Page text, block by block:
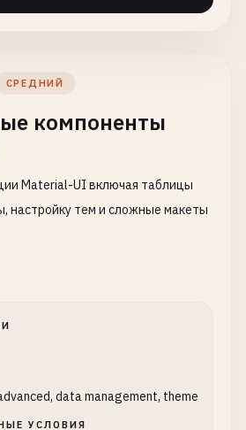
,
СРЕДНИЙ
компоненты
Material-UI включая таблицы
настройку тем и сложные макеты
data management, theme
УСЛОВИЯ